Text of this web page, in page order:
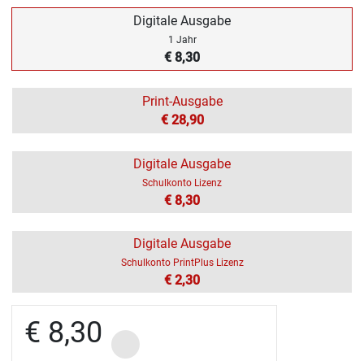
Digitale Ausgabe
1 Jahr
€ 8,30
Print-Ausgabe
€ 28,90
Digitale Ausgabe
Schulkonto Lizenz
€ 8,30
Digitale Ausgabe
Schulkonto PrintPlus Lizenz
€ 2,30
€ 8,30